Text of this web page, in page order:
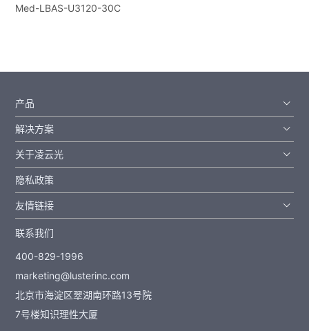
Med-LBAS-U3120-30C
产品
解决方案
关于凌云光
隐私政策
友情链接
联系我们
400-829-1996
marketing@lusterinc.com
北京市海淀区翠湖南环路13号院
7号楼知识理性大厦